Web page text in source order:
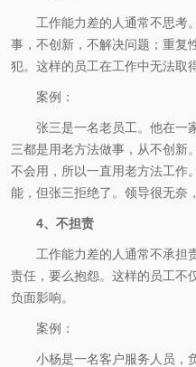
工作能力差的人通常不思考
事，不创新，不解决问题；重复
犯。这样的员工在工作中无法取
案例：
张三是一名老员工。他在一
三都是用老方法做事，从不创新
不会用，所以一直用老方法工作
能，但张三拒绝了。领导很无奈
4、不担责
工作能力差的人通常不承担
责任，要么抱怨。这样的员工不
负面影响。
案例：
小杨是一名客户服务人员，